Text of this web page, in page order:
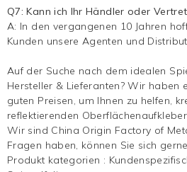
Q7: Kann ich Ihr Händler oder
A: In den vergangenen 10 Jahren
Kunden unsere Agenten und
Auf der Suche nach dem idealen
Hersteller & Lieferanten? Wir haben
guten Preisen, um Ihnen zu helfen,
reflektierenden
Wir sind China Origin Factory of
Fragen haben, können Sie sich
Produkt kategorien :